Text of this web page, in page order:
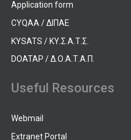
Application form
CYQAA / ΔΙΠΑΕ
KYSATS / ΚΥ.Σ.Α.Τ.Σ.
DOATAP / Δ.Ο.Α.Τ.Α.Π.
Useful Resources
Webmail
Extranet Portal